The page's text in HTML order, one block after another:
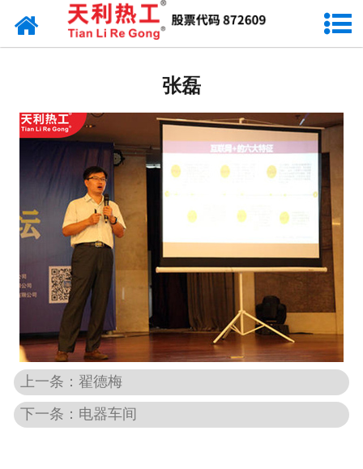
网站首页
研发力量
应用领域
天利资讯
张磊
上一条：翟德梅
下一条：电器车间